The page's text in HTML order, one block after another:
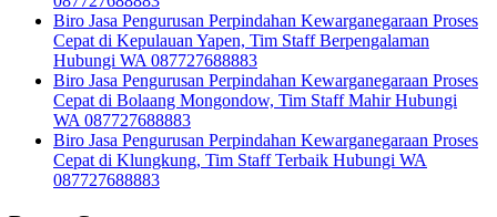
Biro Jasa Pengurusan Perpindahan Kewarganegaraan Proses
Cepat di Kepulauan Yapen, Tim Staff Berpengalaman
Hubungi WA 087727688883
Biro Jasa Pengurusan Perpindahan Kewarganegaraan Proses
Cepat di Bolaang Mongondow, Tim Staff Mahir Hubungi
WA 087727688883
Biro Jasa Pengurusan Perpindahan Kewarganegaraan Proses
Cepat di Klungkung, Tim Staff Terbaik Hubungi WA
087727688883